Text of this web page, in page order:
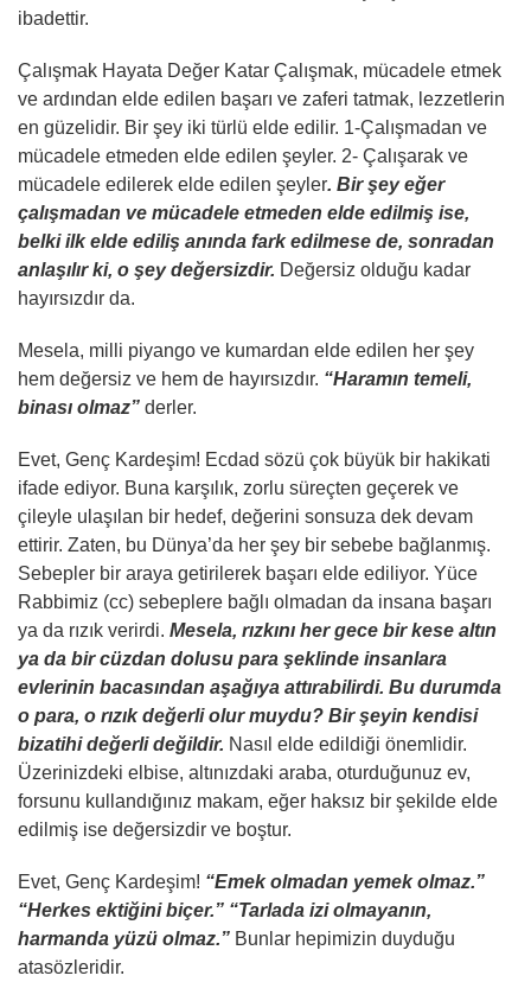
ibadettir.
Çalışmak Hayata Değer Katar Çalışmak, mücadele etmek
ve ardından elde edilen başarı ve zaferi tatmak, lezzetlerin
en güzelidir. Bir şey iki türlü elde edilir. 1-Çalışmadan ve
mücadele etmeden elde edilen şeyler. 2- Çalışarak ve
mücadele edilerek elde edilen şeyler. Bir şey eğer
çalışmadan ve mücadele etmeden elde edilmiş ise,
belki ilk elde ediliş anında fark edilmese de, sonradan
anlaşılır ki, o şey değersizdir. Değersiz olduğu kadar
hayırsızdır da.
Mesela, milli piyango ve kumardan elde edilen her şey
hem değersiz ve hem de hayırsızdır. “Haramın temeli,
binası olmaz” derler.
Evet, Genç Kardeşim! Ecdad sözü çok büyük bir hakikati
ifade ediyor. Buna karşılık, zorlu süreçten geçerek ve
çileyle ulaşılan bir hedef, değerini sonsuza dek devam
ettirir. Zaten, bu Dünya’da her şey bir sebebe bağlanmış.
Sebepler bir araya getirilerek başarı elde ediliyor. Yüce
Rabbimiz (cc) sebeplere bağlı olmadan da insana başarı
ya da rızık verirdi. Mesela, rızkını her gece bir kese altın
ya da bir cüzdan dolusu para şeklinde insanlara
evlerinin bacasından aşağıya attırabilirdi. Bu durumda
o para, o rızık değerli olur muydu? Bir şeyin kendisi
bizatihi değerli değildir. Nasıl elde edildiği önemlidir.
Üzerinizdeki elbise, altınızdaki araba, oturduğunuz ev,
forsunu kullandığınız makam, eğer haksız bir şekilde elde
edilmiş ise değersizdir ve boştur.
Evet, Genç Kardeşim! “Emek olmadan yemek olmaz.”
“Herkes ektiğini biçer.” “Tarlada izi olmayanın,
harmanda yüzü olmaz.” Bunlar hepimizin duyduğu
atasözleridir.